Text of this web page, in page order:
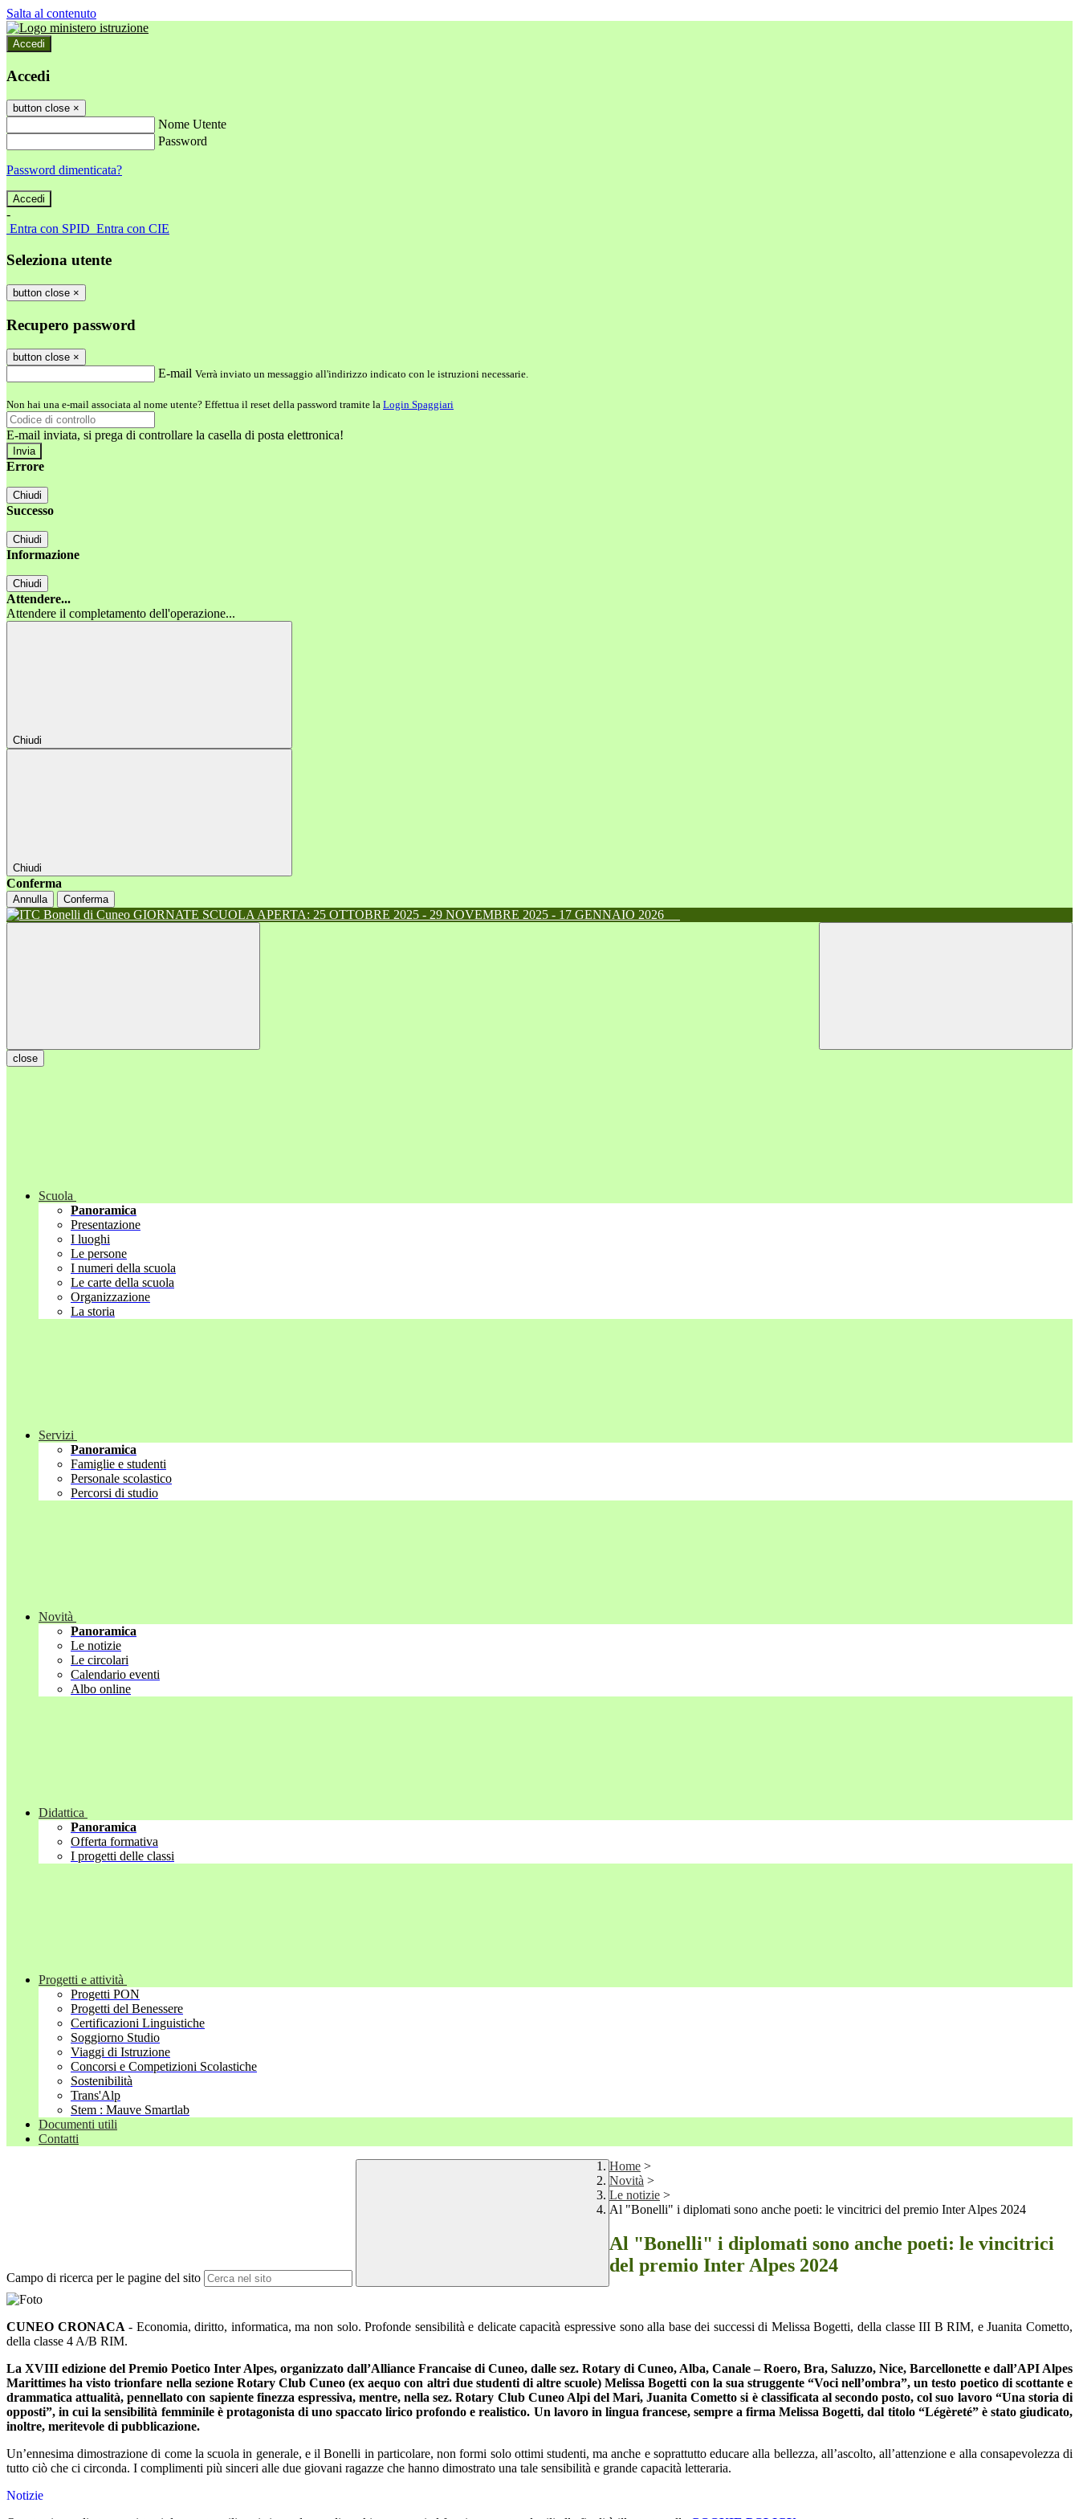
Salta al contenuto
Accedi
Accedi
button close ×
Nome Utente
Password
Password dimenticata?
-
Entra con SPID Entra con CIE
Seleziona utente
button close ×
Recupero password
button close ×
E-mail Verrà inviato un messaggio all'indirizzo indicato con le istruzioni necessarie.
Non hai una e-mail associata al nome utente? Effettua il reset della password tramite la Login Spaggiari
E-mail inviata, si prega di controllare la casella di posta elettronica!
Errore
Chiudi
Successo
Chiudi
Informazione
Chiudi
Attendere...
Attendere il completamento dell'operazione...
Chiudi
Chiudi
Conferma
Annulla Conferma
GIORNATE SCUOLA APERTA: 25 OTTOBRE 2025 - 29 NOVEMBRE 2025 - 17 GENNAIO 2026
close
Scuola
Panoramica
Presentazione
I luoghi
Le persone
I numeri della scuola
Le carte della scuola
Organizzazione
La storia
Servizi
Panoramica
Famiglie e studenti
Personale scolastico
Percorsi di studio
Novità
Panoramica
Le notizie
Le circolari
Calendario eventi
Albo online
Didattica
Panoramica
Offerta formativa
I progetti delle classi
Progetti e attività
Progetti PON
Progetti del Benessere
Certificazioni Linguistiche
Soggiorno Studio
Viaggi di Istruzione
Concorsi e Competizioni Scolastiche
Sostenibilità
Trans'Alp
Stem : Mauve Smartlab
Documenti utili
Contatti
Campo di ricerca per le pagine del sito
Home >
Novità >
Le notizie >
Al "Bonelli" i diplomati sono anche poeti: le vincitrici del premio Inter Alpes 2024
Al "Bonelli" i diplomati sono anche poeti: le vincitrici
del premio Inter Alpes 2024
CUNEO CRONACA - Economia, diritto, informatica, ma non solo. Profonde sensibilità e delicate capacità espressive sono alla base dei successi di Melissa Bogetti, della classe III B RIM, e Juanita Cometto,
della classe 4 A/B RIM.
La XVIII edizione del Premio Poetico Inter Alpes, organizzato dall’Alliance Francaise di Cuneo, dalle sez. Rotary di Cuneo, Alba, Canale – Roero, Bra, Saluzzo, Nice, Barcellonette e dall’API Alpes
Marittimes ha visto trionfare nella sezione Rotary Club Cuneo (ex aequo con altri due studenti di altre scuole) Melissa Bogetti con la sua struggente “Voci nell’ombra”, un testo poetico di scottante e
drammatica attualità, pennellato con sapiente finezza espressiva, mentre, nella sez. Rotary Club Cuneo Alpi del Mari, Juanita Cometto si è classificata al secondo posto, col suo lavoro “Una storia di
opposti”, in cui la sensibilità femminile è protagonista di uno spaccato lirico profondo e realistico. Un lavoro in lingua francese, sempre a firma Melissa Bogetti, dal titolo “Légèreté” è stato giudicato,
inoltre, meritevole di pubblicazione.
Un’ennesima dimostrazione di come la scuola in generale, e il Bonelli in particolare, non formi solo ottimi studenti, ma anche e soprattutto educare alla bellezza, all’ascolto, all’attenzione e alla consapevolezza di
tutto ciò che ci circonda. I complimenti più sinceri alle due giovani ragazze che hanno dimostrato una tale sensibilità e grande capacità letteraria.
Notizie